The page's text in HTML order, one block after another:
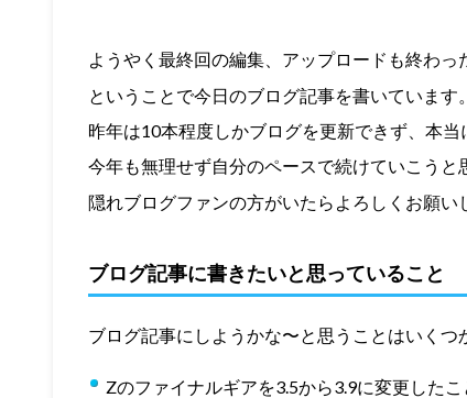
ようやく最終回の編集、アップロードも終わっ
ということで今日のブログ記事を書いています。
昨年は10本程度しかブログを更新できず、本
今年も無理せず自分のペースで続けていこうと
隠れブログファンの方がいたらよろしくお願い
ブログ記事に書きたいと思っていること
ブログ記事にしようかな〜と思うことはいくつ
Zのファイナルギアを3.5から3.9に変更した